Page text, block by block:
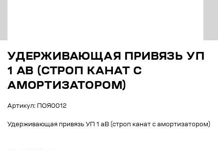
УДЕРЖИВАЮЩАЯ ПРИВЯЗЬ УП
1 АВ (СТРОП КАНАТ С
АМОРТИЗАТОРОМ)
Артикул: ПОЯ0012
Удерживающая привязь УП 1 аВ (строп канат с амортизатором)